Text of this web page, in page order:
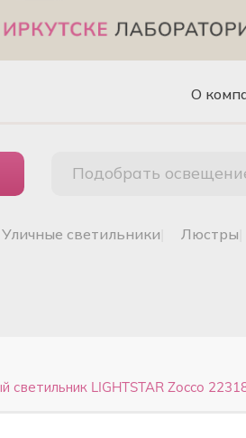
О
Подобрать
уличные светильники люстры
светильник LIGHTSTAR Zocco